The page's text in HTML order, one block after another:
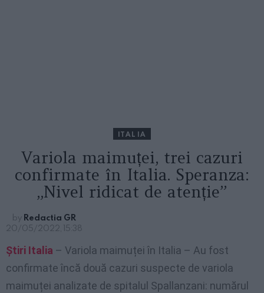
ITALIA
Variola maimuței, trei cazuri
confirmate în Italia. Speranza:
„Nivel ridicat de atenție”
by Redactia GR
20/05/2022, 15:38
Știri Italia – Variola maimuței în Italia – Au fost
confirmate încă două cazuri suspecte de variola
maimuței analizate de spitalul Spallanzani: numărul